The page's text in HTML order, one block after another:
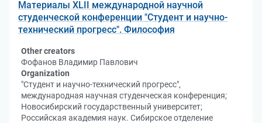
Материалы XLII международной научной
студенческой конференции "Студент и научно-
технический прогресс". Философия
Other creators
Фофанов Владимир Павлович
Organization
"Студент и научно-технический прогресс",
международная научная студенческая конференция;
Новосибирский государственный университет;
Российская академия наук. Сибирское отделение